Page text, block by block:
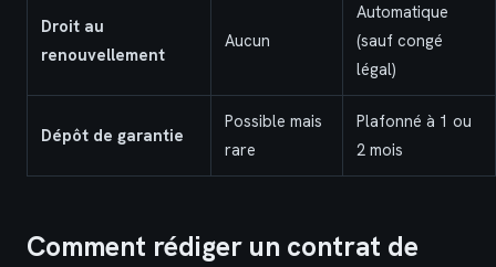
Droit au
renouvellement
Aucun
Automatique
(sauf congé
légal)
Dépôt de garantie
Possible mais
rare
Plafonné à 1 ou
2 mois
Comment rédiger un contrat de